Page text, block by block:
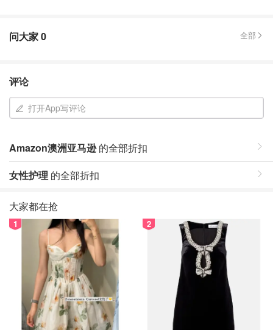
问大家0 全部
评论
打开App写评论
Amazon澳洲亚马逊的全部折扣
女性护理 的全部折扣
大家都在抢
1 2